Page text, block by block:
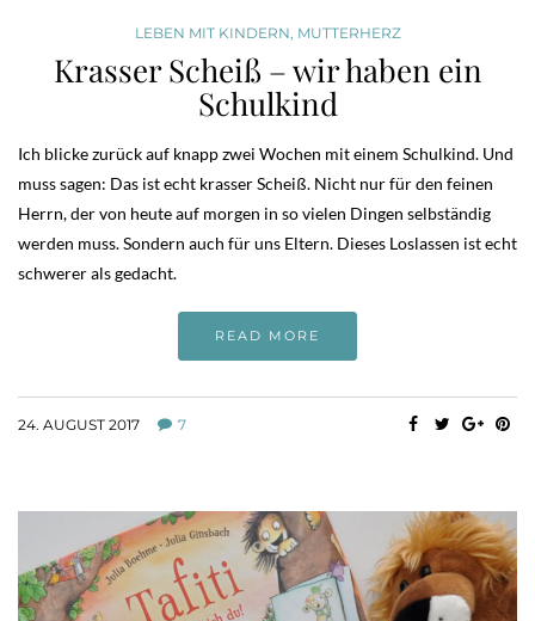
LEBEN MIT KINDERN MUTTERHERZ
Krasser Scheiß – wir haben ein
Schulkind
Ich blicke zurück auf knapp zwei Wochen mit einem Schulkind. Und
muss sagen: Das ist echt krasser Scheiß. Nicht nur für den feinen
Herrn, der von heute auf morgen in so vielen Dingen selbständig
werden muss. Sondern auch für uns Eltern. Dieses Loslassen ist echt
schwerer als gedacht.
READ MORE
24. AUGUST 2017 7